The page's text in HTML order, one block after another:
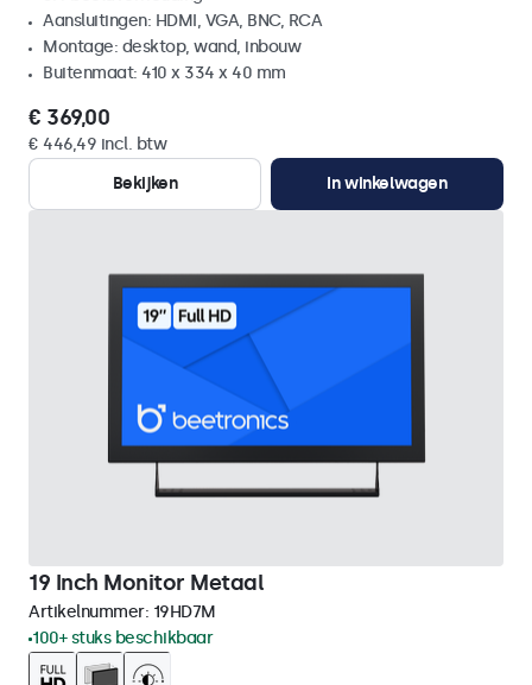
Aansluitingen: HDMI, VGA, BNC, RCA
Montage: desktop, wand, inbouw
Buitenmaat: 410 x 334 x 40 mm
€ 369,00
€ 446,49 incl. btw
Bekijken
In winkelwagen
19 Inch Monitor Metaal
Artikelnummer: 19HD7M
100+ stuks beschikbaar